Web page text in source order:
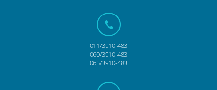
011/3910-483
060/3910-483
065/3910-483